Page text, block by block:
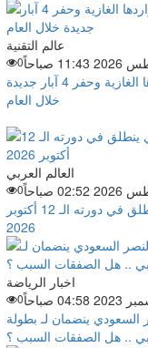
عالم التقنية
0
دانة غاز تخطط لزيادة مواردها الغازية وحفر 4 آبار جديدة
خلال العام
العالم العربي
0
منتدى الرياض الاقتصادي ينطلق في دورته الـ 12 أكتوبر
2026
اخبار الرياضة
0
السعودي ينضمان لـ بطولة
.. هل الصفقات السبب ؟